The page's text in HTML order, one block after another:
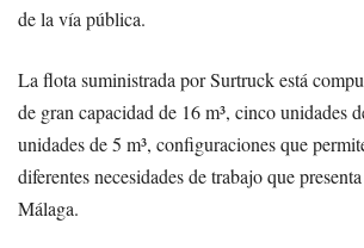
de la vía pública.
La flota suministrada por Surtruck está
de gran capacidad de 16 m³, cinco unidades
unidades de 5 m³, configuraciones que
diferentes necesidades de trabajo que
Málaga.